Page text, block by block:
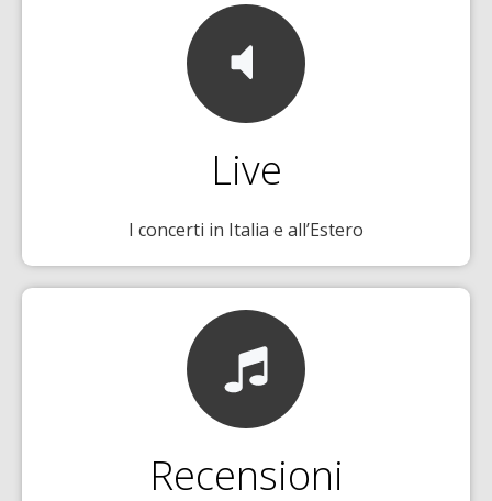
Live
I concerti in Italia e all’Estero
Recensioni